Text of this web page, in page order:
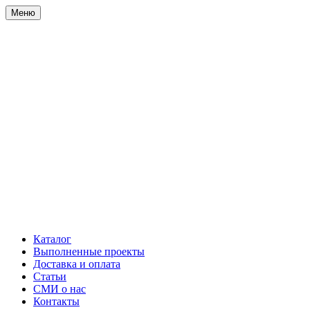
Меню
Каталог
Выполненные проекты
Доставка и оплата
Статьи
СМИ о нас
Контакты